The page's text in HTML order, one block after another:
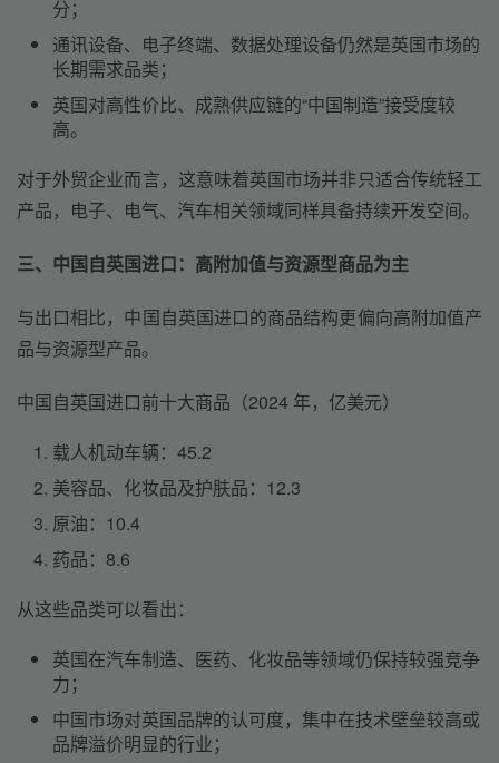
分；
通讯设备、电子终端、数据处理设备仍然是英国市场的
长期需求品类；
英国对高性价比、成熟供应链的“中国制造”接受度较
高。
对于外贸企业而言，这意味着英国市场并非只适合传统轻工
产品，电子、电气、汽车相关领域同样具备持续开发空间。
三、中国自英国进口：高附加值与资源型商品为主
与出口相比，中国自英国进口的商品结构更偏向高附加值产
品与资源型产品。
中国自英国进口前十大商品（2024 年，亿美元）
载人机动车辆：45.2
美容品、化妆品及护肤品：12.3
原油：10.4
药品：8.6
从这些品类可以看出：
英国在汽车制造、医药、化妆品等领域仍保持较强竞争
力；
中国市场对英国品牌的认可度，集中在技术壁垒较高或
品牌溢价明显的行业；